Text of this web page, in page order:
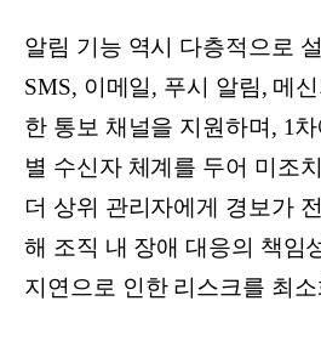
알림 기능 역시 다층적으로
SMS, 이메일, 푸시 알림, 메
한 통보 채널을 지원하며, 1
별 수신자 체계를 두어 미조
더 상위 관리자에게 경보가
해 조직 내 장애 대응의 책임
지연으로 인한 리스크를 최